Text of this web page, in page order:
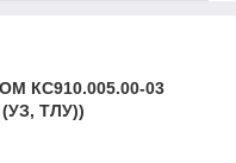
КС910.005.00-03
ТЛУ))